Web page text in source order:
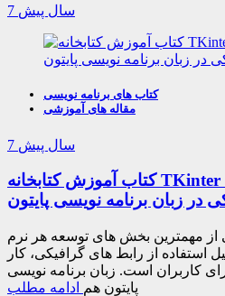
7 سال پیش
کتاب های برنامه نویسی
مقاله های آموزشی
7 سال پیش
کتاب آموزش کتابخانه TKinter برای ساخت رابط
در زبان برنامه نویسی پایتون
از مهمترین بخش های توسعه هر نرم
از رابط های گرافیکی، کار
کاربران است. زبان برنامه نویسی
پایتون هم ادامه مطلب